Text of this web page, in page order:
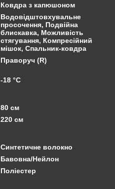
Ковдра з капюшоном
Водовідштовхувальне
просочення, Подвійна
блискавка, Можливість
стягування, Компресійний
мішок, Спальник-ковдра
Праворуч (R)
-18 °С
80 см
220 см
Синтетичне волокно
Бавовна/Нейлон
Поліестер